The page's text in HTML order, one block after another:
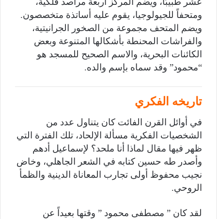
ومتحفاً للجيولوجيا، يقوم عليه أساتذة متخصصون.
ويضم المتحف مجموعة من الصخور الجرانيتية،
والفراشات المحنطة بأشكالها المتنوعة وبعض
الكائنات البحرية، والاسم الصحيح للمسجد هو
“محمود” وقد سماه بإسم والده.
تاريخه الفكري
في أوائل القرن الفائت كان يتناول عدد من
الشخصيات الفكرية مسألة الإلحاد، تلك الفترة التي
ظهر فيها مقال لماذا أنا ملحد؟ لإسماعيل أدهم
وأصدر طه حسين كتابه في الشعر الجاهلي، وخاض
نجيب محفوظ أولى تجارب المعاناة الدينية والظمأ
الروحي.
لقد كان ” مصطفى محمود ” وقتها بعيداً عن